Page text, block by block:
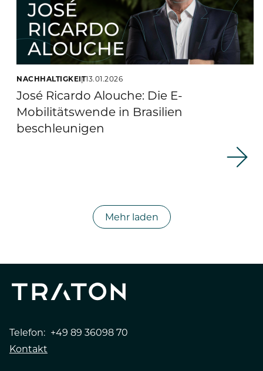
NACHHALTIGKEIT13.01.2026
José Ricardo Alouche: Die E-
Mobilitätswende in Brasilien
beschleunigen
Mehr laden
Telefon: +49 89 36098 70
Kontakt